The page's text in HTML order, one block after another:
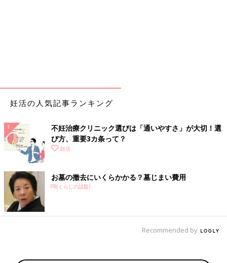
妊活の人気記事ランキング
不妊治療クリニック選びは「通いやすさ」が大切！選
び方、重要3カ条って？
妊活
お墓の撤去にいくらかかる？墓じまい費用
PR(くらしの話題)
Recommended by